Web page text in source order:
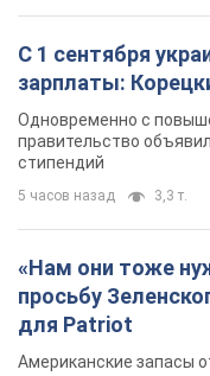
С 1 сентября
зарплаты:
Одновременно с
правительство
стипендий
5 часов назад 3,3 т.
«Нам они тоже
просьбу
для Patriot
Американские запасы